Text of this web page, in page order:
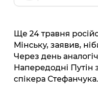
Ще 24 травня
Мінську, заявив,
Через день
Напередодні Путін
спікера Стефанчука.